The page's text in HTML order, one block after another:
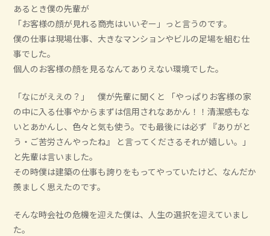
あるとき僕の先輩が
「お客様の顔が見れる商売はいいぞー」っと言うのです。
僕の仕事は現場仕事、大きなマンションやビルの足場を組む仕
事でした。
個人のお客様の顔を見るなんてありえない環境でした。
「なにがええの？」 僕が先輩に聞くと 「やっぱりお客様の家
の中に入る仕事やからまずは信用されなあかん！！清潔感もな
いとあかんし、色々と気も使う。でも最後には必ず 『ありがと
う・ご苦労さんやったね』 と言ってくださるそれが嬉しい。」
と先輩は言いました。
その時僕は建築の仕事も誇りをもってやっていたけど、なんだか
羨ましく思えたのです。
そんな時会社の危機を迎えた僕は、人生の選択を迎えていまし
た。